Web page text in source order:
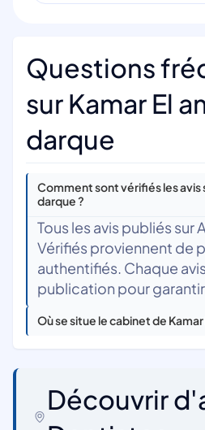
Questions
sur Kamar El
darque
Comment sont vérifiés les avis
darque ?
Tous les avis publiés sur
Vérifiés proviennent de
authentifiés. Chaque
publication pour
Où se situe le cabinet de Kamar
Découvrir